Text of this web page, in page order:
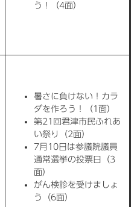
う！（4面）
暑さに負けない！カラ
ダを作ろう！（1面）
第21回君津市民ふれあ
い祭り（2面）
7月10日は参議院議員
通常選挙の投票日（3
面）
がん検診を受けましょ
う（6面）